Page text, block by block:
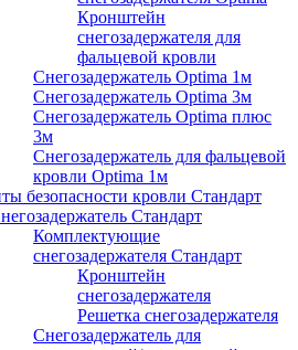
Кронштейн
снегозадержателя для
фальцевой кровли
Снегозадержатель Optima 1м
Снегозадержатель Optima 3м
Снегозадержатель Optima плюс
3м
Снегозадержатель для фальцевой
кровли Optima 1м
безопасности кровли Стандарт
Стандарт
Комплектующие
снегозадержателя Стандарт
Кронштейн
снегозадержателя
Решетка снегозадержателя
Снегозадержатель для